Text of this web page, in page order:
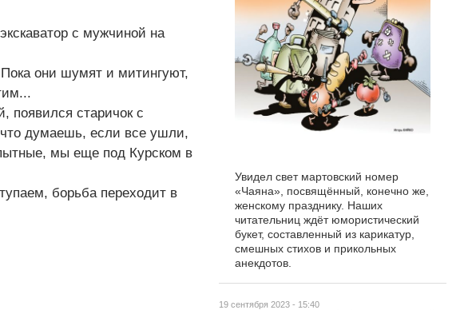
с мужчиной на
они шумят и митингуют,
появился старичок с
думаешь, если все ушли,
мы еще под Курском в
борьба переходит в
19 сентября 2023 - 15:40
Увидел свет мартовский номер
«Чаяна», посвящённый, конечно же,
женскому празднику. Наших
читательниц ждёт юмористический
букет, составленный из карикатур,
смешных стихов и прикольных
анекдотов.